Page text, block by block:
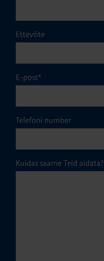
Ettevõte
E-post*
Telefoni number
Kuidas saame Teid aidata?